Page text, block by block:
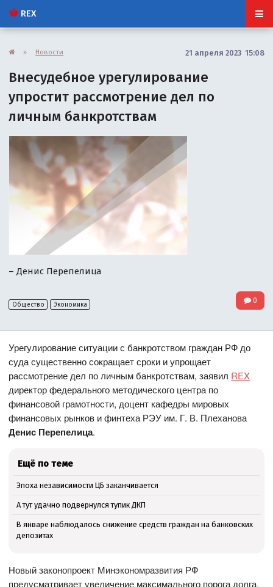
REX
» Новости 21 апреля 2023 15:08
Внесудебное урегулирование
упростит рассмотрение дел по
личным банкротствам
– Денис Перепелица
Общество Экономика 0
Урегулирование ситуации с банкротством граждан РФ до
суда существенно сокращает сроки и упрощает
рассмотрение дел по личным банкротствам, заявил REX
директор федерального методического центра по
финансовой грамотности, доцент кафедры мировых
финансовых рынков и финтеха РЭУ им. Г. В. Плеханова
Денис Перепелица.
Ещё по теме
Эпоха независимости ЦБ заканчивается
А тут удачно подвернулся тупик ДКП
В январе наблюдалось снижение средств граждан на банковских
депозитах
Новый законопроект Минэкономразвития РФ
предусматривает увеличение максимального порога долга,